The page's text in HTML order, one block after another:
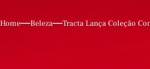
Home Beleza Tracta Lança Coleção